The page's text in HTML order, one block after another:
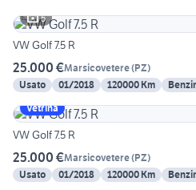
5
VW Golf 7.5 R
25.000 €Marsicovetere(PZ)
Usato
01/2018 120000 Km
Vetrina
VW Golf 7.5 R
25.000 €Marsicovetere(PZ)
Usato
01/2018 120000 Km